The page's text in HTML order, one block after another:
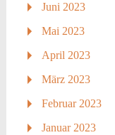
Juni 2023
Mai 2023
April 2023
März 2023
Februar 2023
Januar 2023